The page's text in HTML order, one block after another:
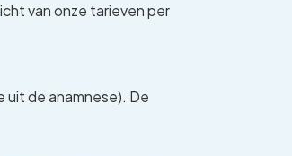
van onze tarieven per
uit de anamnese). De